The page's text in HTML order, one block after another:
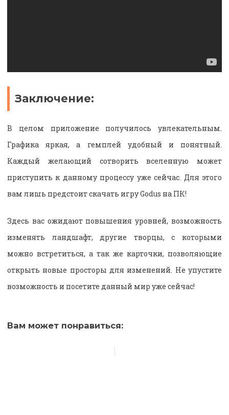
Заключение:
В целом приложение получилось увлекательным.
Графика яркая, а гемплей удобный и понятный.
Каждый желающий сотворить вселенную может
приступить к данному процессу уже сейчас. Для этого
вам лишь предстоит скачать игру Godus на ПК!
Здесь вас ожидают повышения уровней, возможность
изменять ландшафт, другие творцы, с которыми
можно встретиться, а так же карточки, позволяющие
открыть новые просторы для изменений. Не упустите
возможность и посетите данный мир уже сейчас!
Вам может понравиться: